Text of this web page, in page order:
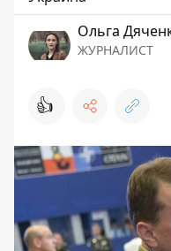
Ольга
ЖУРНАЛИСТ
👍